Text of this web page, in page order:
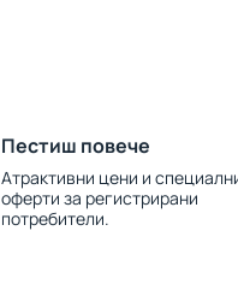
Пестиш повече
Атрактивни цени и
оферти за регистрирани
потребители.